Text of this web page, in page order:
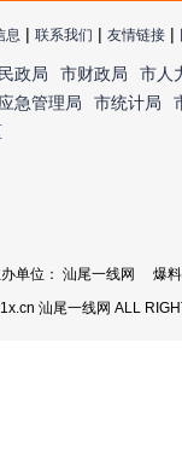
息 | 联系我们 | 友情链接 |
政局 市财政局
市人
急管理局 市统计局
办单位： 汕尾一线网 爆
汕尾一线网 ALL